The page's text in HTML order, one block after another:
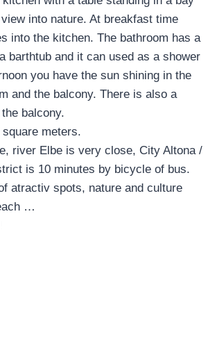
into nature. At breakfast time
into the kitchen. The bathroom has a
barthtub and it can used as a shower
you have the sun shining in the
and the balcony. There is also a
balcony.
meters.
river Elbe is very close, City Altona /
is 10 minutes by bicycle of bus.
atractiv spots, nature and culture
…